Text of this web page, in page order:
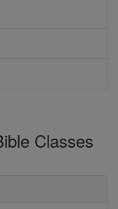
Classes